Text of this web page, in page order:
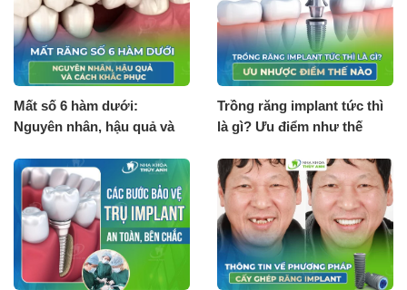
Mất số 6 hàm dưới:
Nguyên nhân, hậu quả và
Trồng răng implant tức thì
là gì? Ưu điểm như thế